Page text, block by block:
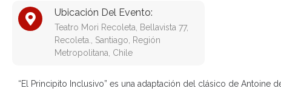
Ubicación Del Evento:
Teatro Mori Recoleta, Bellavista 77,
Recoleta., Santiago, Región
Metropolitana, Chile
“El Principito Inclusivo” es una adaptación del clásico de Antoine